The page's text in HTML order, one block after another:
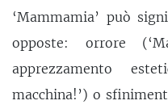
‘Mammamia’ può
opposte: orrore
apprezzamento
macchina!’) o